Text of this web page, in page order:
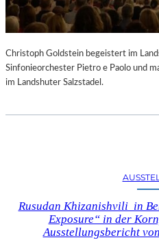
Christoph Goldstein begeistert im
Sinfonieorchester Pietro e Paolo und
im Landshuter Salzstadel.
Rusudan Khizanishvili in
Exposure“ in der
Ausstellungsbericht